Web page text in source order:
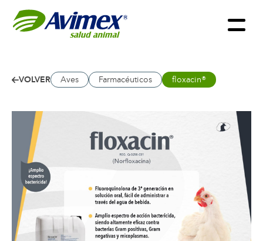
VOLVER Aves Farmacéuticos floxacin®